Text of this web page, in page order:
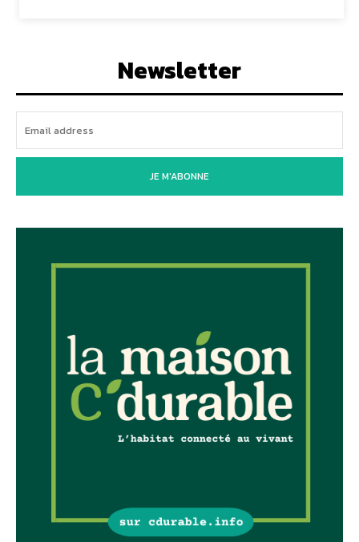
Newsletter
JE M'ABONNE